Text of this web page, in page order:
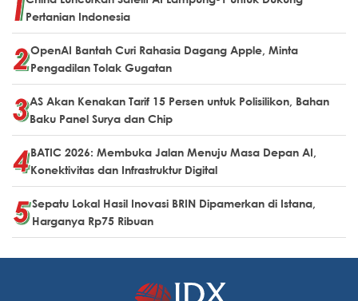
Pertanian Indonesia
OpenAI Bantah Curi Rahasia Dagang Apple, Minta
Pengadilan Tolak Gugatan
AS Akan Kenakan Tarif 15 Persen untuk Polisilikon, Bahan
Baku Panel Surya dan Chip
BATIC 2026: Membuka Jalan Menuju Masa Depan AI,
Konektivitas dan Infrastruktur Digital
Sepatu Lokal Hasil Inovasi BRIN Dipamerkan di Istana,
Harganya Rp75 Ribuan